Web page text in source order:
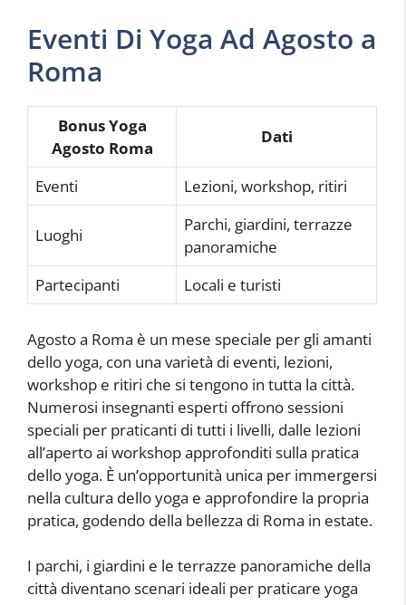
Eventi Di Yoga Ad Agosto a
Roma
Bonus Yoga
Agosto Roma
Dati
Eventi Lezioni, workshop, ritiri
Luoghi
Parchi, giardini, terrazze
panoramiche
Partecipanti
Locali e turisti
Agosto a Roma è un mese speciale per gli amanti
dello yoga, con una varietà di eventi, lezioni,
workshop e ritiri che si tengono in tutta la città.
Numerosi insegnanti esperti offrono sessioni
speciali per praticanti di tutti i livelli, dalle lezioni
all’aperto ai workshop approfonditi sulla pratica
dello yoga. È un’opportunità unica per immergersi
nella cultura dello yoga e approfondire la propria
pratica, godendo della bellezza di Roma in estate.
I parchi, i giardini e le terrazze panoramiche della
città diventano scenari ideali per praticare yoga